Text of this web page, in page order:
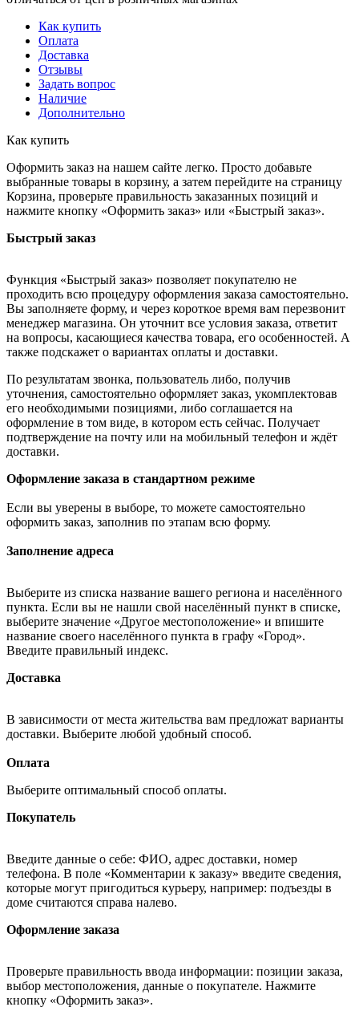
Как купить
Оплата
Доставка
Отзывы
Задать вопрос
Наличие
Дополнительно
Как купить
Оформить заказ на нашем сайте легко. Просто добавьте
выбранные товары в корзину, а затем перейдите на страницу
Корзина, проверьте правильность заказанных позиций и
нажмите кнопку «Оформить заказ» или «Быстрый заказ».
Быстрый заказ
Функция «Быстрый заказ» позволяет покупателю не
проходить всю процедуру оформления заказа самостоятельно.
Вы заполняете форму, и через короткое время вам перезвонит
менеджер магазина. Он уточнит все условия заказа, ответит
на вопросы, касающиеся качества товара, его особенностей. А
также подскажет о вариантах оплаты и доставки.
По результатам звонка, пользователь либо, получив
уточнения, самостоятельно оформляет заказ, укомплектовав
его необходимыми позициями, либо соглашается на
оформление в том виде, в котором есть сейчас. Получает
подтверждение на почту или на мобильный телефон и ждёт
доставки.
Оформление заказа в стандартном режиме
Если вы уверены в выборе, то можете самостоятельно
оформить заказ, заполнив по этапам всю форму.
Заполнение адреса
Выберите из списка название вашего региона и населённого
пункта. Если вы не нашли свой населённый пункт в списке,
выберите значение «Другое местоположение» и впишите
название своего населённого пункта в графу «Город».
Введите правильный индекс.
Доставка
В зависимости от места жительства вам предложат варианты
доставки. Выберите любой удобный способ.
Оплата
Выберите оптимальный способ оплаты.
Покупатель
Введите данные о себе: ФИО, адрес доставки, номер
телефона. В поле «Комментарии к заказу» введите сведения,
которые могут пригодиться курьеру, например: подъезды в
доме считаются справа налево.
Оформление заказа
Проверьте правильность ввода информации: позиции заказа,
выбор местоположения, данные о покупателе. Нажмите
кнопку «Оформить заказ».